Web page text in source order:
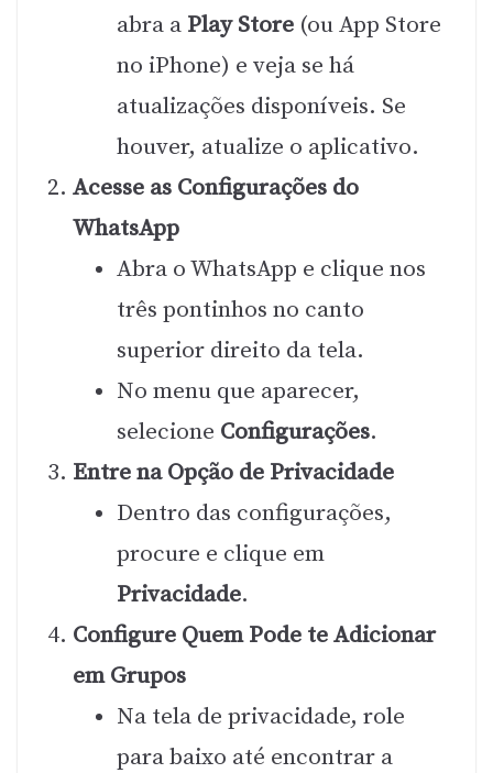
abra a Play Store (ou App Store
no iPhone) e veja se há
atualizações disponíveis. Se
houver, atualize o aplicativo.
Acesse as Configurações do
WhatsApp
Abra o WhatsApp e clique nos
três pontinhos no canto
superior direito da tela.
No menu que aparecer,
selecione Configurações.
Entre na Opção de Privacidade
Dentro das configurações,
procure e clique em
Privacidade.
Configure Quem Pode te Adicionar
em Grupos
Na tela de privacidade, role
para baixo até encontrar a